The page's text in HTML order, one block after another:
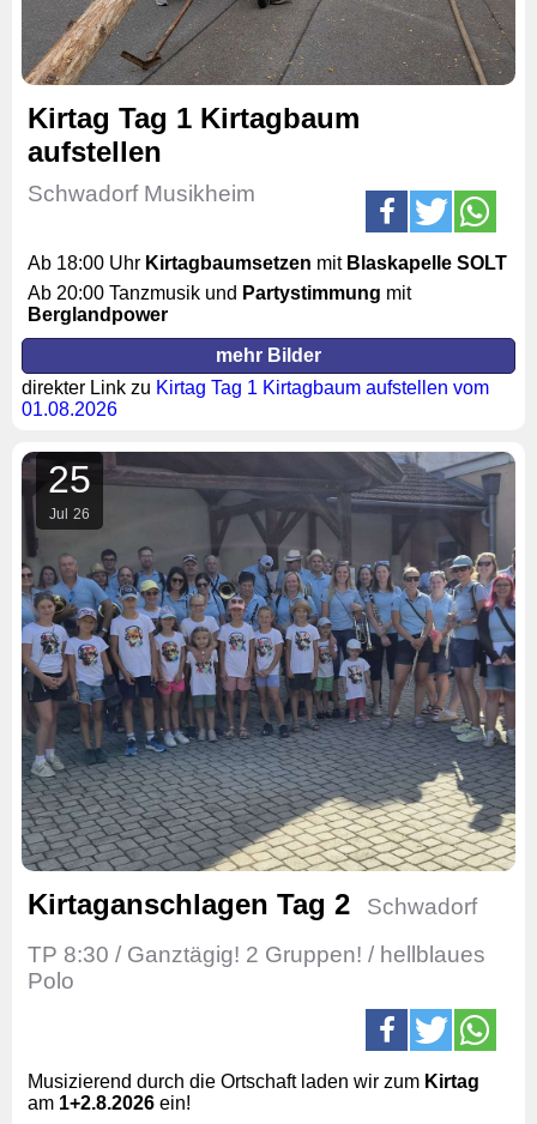
Kirtag Tag 1 Kirtagbaum
aufstellen
Schwadorf Musikheim
Ab 18:00 Uhr Kirtagbaumsetzen mit Blaskapelle SOLT
Ab 20:00 Tanzmusik und Partystimmung mit
Berglandpower
mehr Bilder
direkter Link zu Kirtag Tag 1 Kirtagbaum aufstellen vom
01.08.2026
25
Jul 26
Kirtaganschlagen Tag 2
Schwadorf
TP 8:30 / Ganztägig! 2 Gruppen! / hellblaues
Polo
Musizierend durch die Ortschaft laden wir zum Kirtag
am 1+2.8.2026 ein!